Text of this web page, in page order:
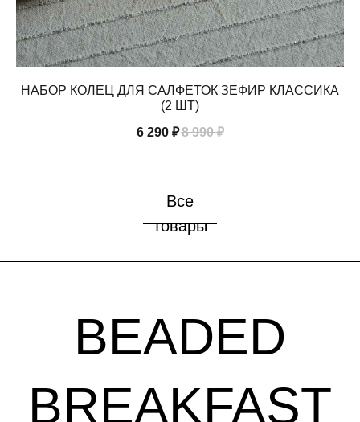
НАБОР КОЛЕЦ ДЛЯ САЛФЕТОК ЗЕФИР КЛАССИКА
(2 ШТ)
6 290 ₽8 990 ₽
Все
товары